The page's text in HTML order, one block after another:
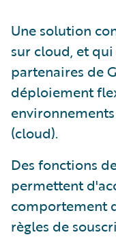
Une solution
sur cloud, et
partenaires de
déploiement
(cloud).
Des fonctions
permettent
comportement
règles de